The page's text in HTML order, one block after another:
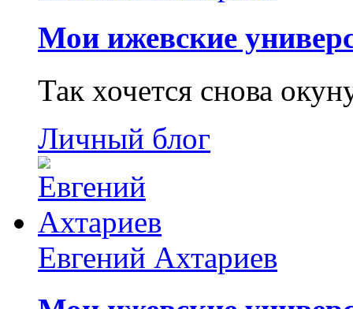
Мои ижевские
Так хочется снова
Личный блог
Евгений Ахтариев